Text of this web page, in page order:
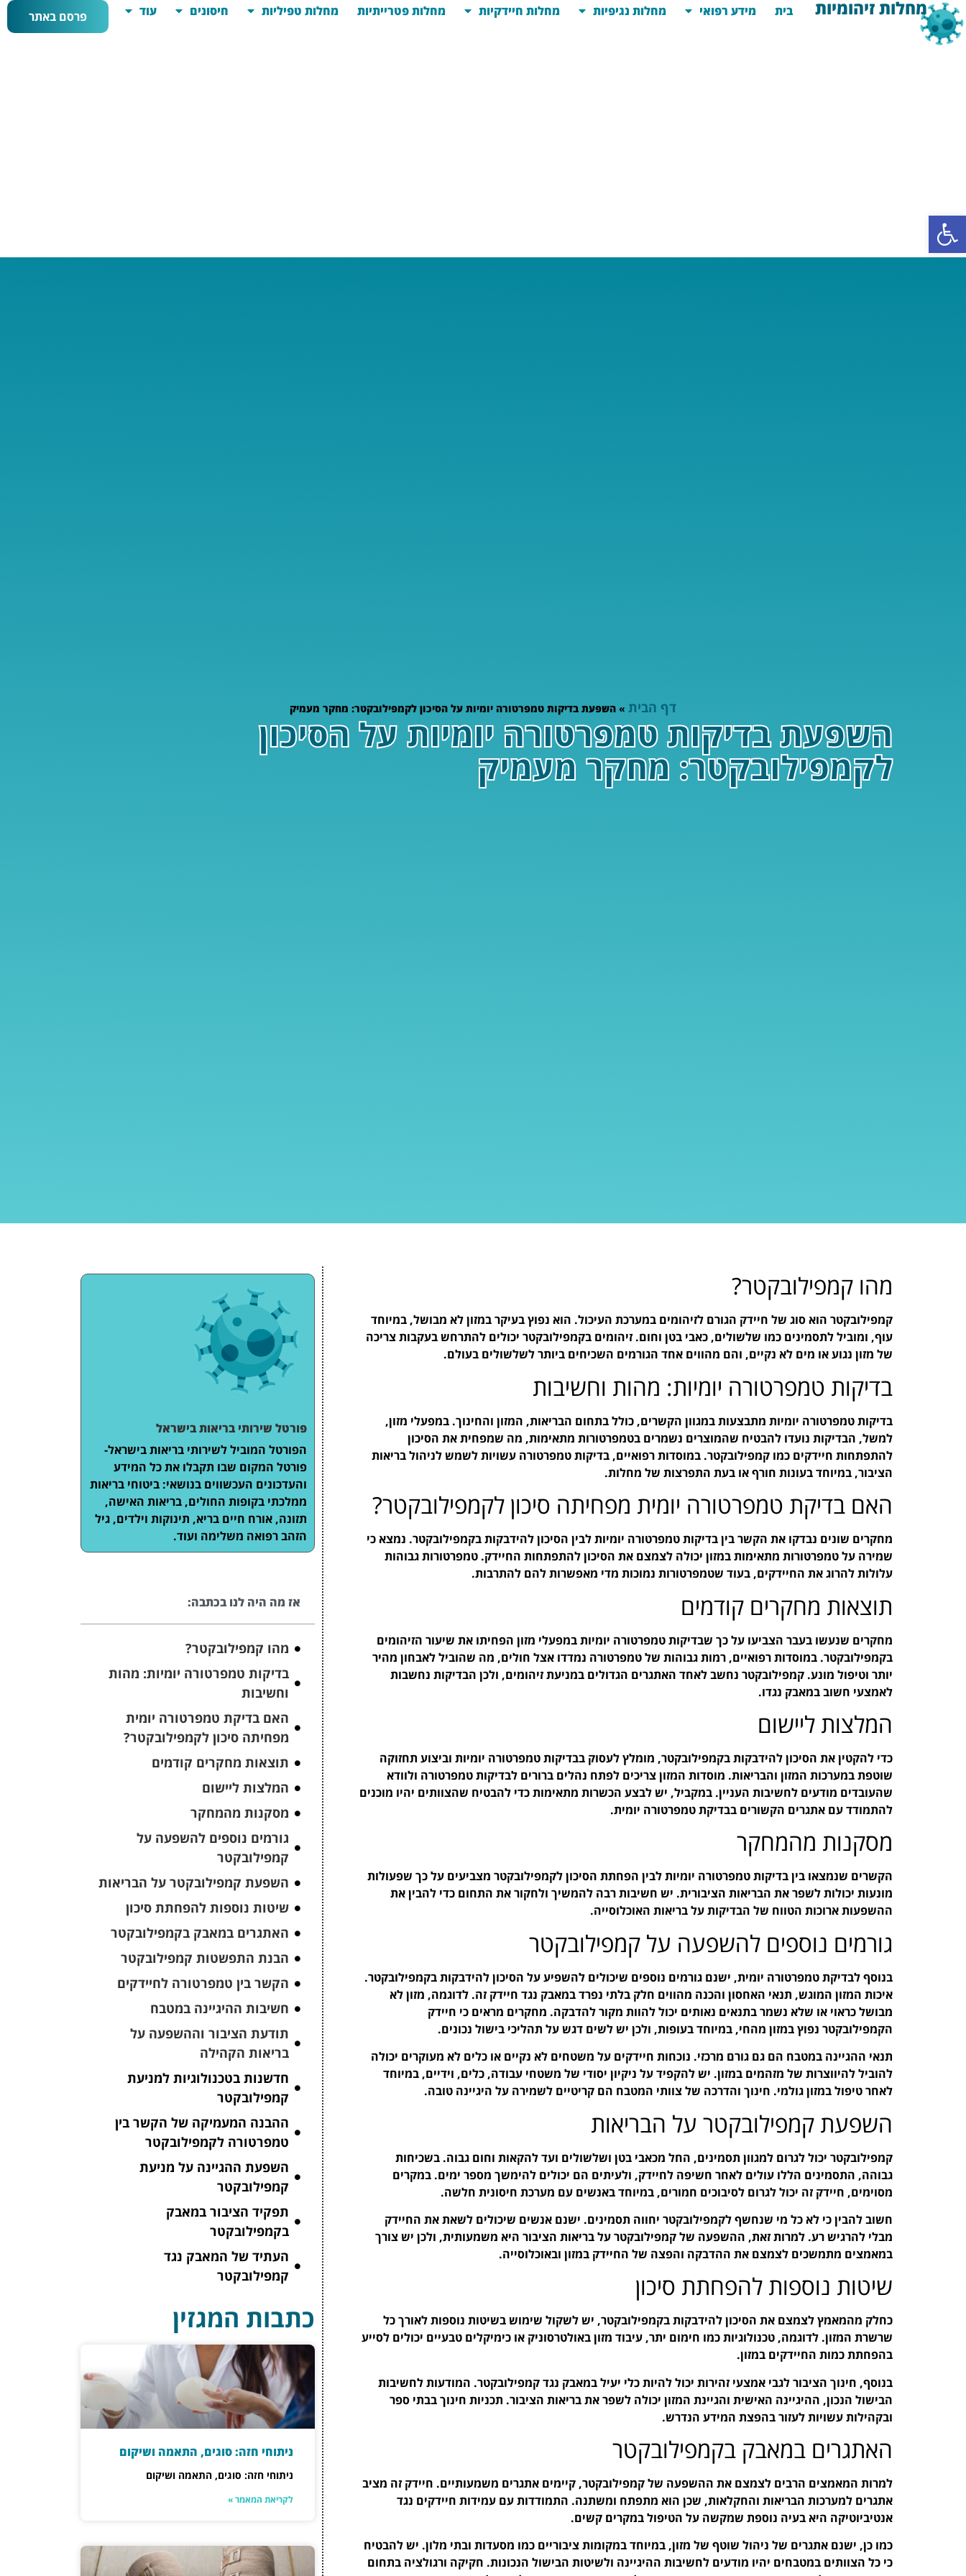
פתח סרגל נגישות
מחלות זיהומיות בית מידע רפואי מחלות נגיפיות מחלות חיידקיות מחלות פטרייתיות מחלות טפיליות חיסונים עוד פרסם באתר
דף הבית » השפעת בדיקות טמפרטורה יומיות על הסיכון לקמפילובקטר: מחקר מעמיק
השפעת בדיקות טמפרטורה יומיות על הסיכון
לקמפילובקטר: מחקר מעמיק
מהו קמפילובקטר?
קמפילובקטר הוא סוג של חיידק הגורם לזיהומים במערכת העיכול. הוא נפוץ בעיקר במזון לא מבושל, במיוחד
עוף, ומוביל לתסמינים כמו שלשולים, כאבי בטן וחום. זיהומים בקמפילובקטר יכולים להתרחש בעקבות צריכה
של מזון נגוע או מים לא נקיים, והם מהווים אחד הגורמים השכיחים ביותר לשלשולים בעולם.
בדיקות טמפרטורה יומיות: מהות וחשיבות
בדיקות טמפרטורה יומיות מתבצעות במגוון הקשרים, כולל בתחום הבריאות, המזון והחינוך. במפעלי מזון,
למשל, הבדיקות נועדו להבטיח שהמוצרים נשמרים בטמפרטורות מתאימות, מה שמפחית את הסיכון
להתפתחות חיידקים כמו קמפילובקטר. במוסדות רפואיים, בדיקות טמפרטורה עשויות לשמש לניהול בריאות
הציבור, במיוחד בעונות חורף או בעת התפרצות של מחלות.
האם בדיקת טמפרטורה יומית מפחיתה סיכון לקמפילובקטר?
מחקרים שונים נבדקו את הקשר בין בדיקות טמפרטורה יומיות לבין הסיכון להידבקות בקמפילובקטר. נמצא כי
שמירה על טמפרטורות מתאימות במזון יכולה לצמצם את הסיכון להתפתחות החיידק. טמפרטורות גבוהות
עלולות להרוג את החיידקים, בעוד שטמפרטורות נמוכות מדי מאפשרות להם להתרבות.
תוצאות מחקרים קודמים
מחקרים שנעשו בעבר הצביעו על כך שבדיקות טמפרטורה יומיות במפעלי מזון הפחיתו את שיעור הזיהומים
בקמפילובקטר. במוסדות רפואיים, רמות גבוהות של טמפרטורה נמדדו אצל חולים, מה שהוביל לאבחון מהיר
יותר וטיפול מונע. קמפילובקטר נחשב לאחד האתגרים הגדולים במניעת זיהומים, ולכן הבדיקות נחשבות
לאמצעי חשוב במאבק נגדו.
המלצות ליישום
כדי להקטין את הסיכון להידבקות בקמפילובקטר, מומלץ לעסוק בבדיקות טמפרטורה יומיות וביצוע תחזוקה
שוטפת במערכות המזון והבריאות. מוסדות המזון צריכים לפתח נהלים ברורים לבדיקות טמפרטורה ולוודא
שהעובדים מודעים לחשיבות העניין. במקביל, יש לבצע הכשרות מתאימות כדי להבטיח שהצוותים יהיו מוכנים
להתמודד עם אתגרים הקשורים בבדיקת טמפרטורה יומית.
מסקנות מהמחקר
הקשרים שנמצאו בין בדיקות טמפרטורה יומיות לבין הפחתת הסיכון לקמפילובקטר מצביעים על כך שפעולות
מונעות יכולות לשפר את הבריאות הציבורית. יש חשיבות רבה להמשיך ולחקור את התחום כדי להבין את
ההשפעות ארוכות הטווח של הבדיקות על בריאות האוכלוסייה.
גורמים נוספים להשפעה על קמפילובקטר
בנוסף לבדיקת טמפרטורה יומית, ישנם גורמים נוספים שיכולים להשפיע על הסיכון להידבקות בקמפילובקטר.
איכות המזון המוגש, תנאי האחסון והכנה מהווים חלק בלתי נפרד במאבק נגד חיידק זה. לדוגמה, מזון לא
מבושל כראוי או שלא נשמר בתנאים נאותים יכול להוות מקור להדבקה. מחקרים מראים כי חיידק
הקמפילובקטר נפוץ במזון מהחי, במיוחד בעופות, ולכן יש לשים דגש על תהליכי בישול נכונים.
תנאי ההגיינה במטבח הם גם גורם מרכזי. נוכחות חיידקים על משטחים לא נקיים או כלים לא מעוקרים יכולה
להוביל להיווצרות של מזהמים במזון. יש להקפיד על ניקיון יסודי של משטחי עבודה, כלים, וידיים, במיוחד
לאחר טיפול במזון גולמי. חינוך והדרכה של צוותי המטבח הם קריטיים לשמירה על היגיינה טובה.
השפעת קמפילובקטר על הבריאות
קמפילובקטר יכול לגרום למגוון תסמינים, החל מכאבי בטן ושלשולים ועד להקאות וחום גבוה. בשכיחות
גבוהה, התסמינים הללו עולים לאחר חשיפה לחיידק, ולעיתים הם יכולים להימשך מספר ימים. במקרים
מסוימים, חיידק זה יכול לגרום לסיבוכים חמורים, במיוחד באנשים עם מערכת חיסונית חלשה.
חשוב להבין כי לא כל מי שנחשף לקמפילובקטר יחווה תסמינים. ישנם אנשים שיכולים לשאת את החיידק
מבלי להרגיש רע. למרות זאת, ההשפעה של קמפילובקטר על בריאות הציבור היא משמעותית, ולכן יש צורך
במאמצים מתמשכים לצמצם את ההדבקה והפצה של החיידק במזון ובאוכלוסייה.
שיטות נוספות להפחתת סיכון
כחלק מהמאמץ לצמצם את הסיכון להידבקות בקמפילובקטר, יש לשקול שימוש בשיטות נוספות לאורך כל
שרשרת המזון. לדוגמה, טכנולוגיות כמו חימום יתר, עיבוד מזון באולטרסוניק או כימיקלים טבעיים יכולים לסייע
בהפחתת כמות החיידקים במזון.
בנוסף, חינוך הציבור לגבי אמצעי זהירות יכול להיות כלי יעיל במאבק נגד קמפילובקטר. המודעות לחשיבות
הבישול הנכון, ההיגיינה האישית והגיינת המזון יכולה לשפר את בריאות הציבור. תכניות חינוך בבתי ספר
ובקהילות עשויות לעזור בהפצת המידע הנדרש.
האתגרים במאבק בקמפילובקטר
למרות המאמצים הרבים לצמצם את ההשפעה של קמפילובקטר, קיימים אתגרים משמעותיים. חיידק זה מציב
אתגרים למערכות הבריאות והחקלאות, שכן הוא מתפתח ומשתנה. התמודדות עם עמידות חיידקים נגד
אנטיביוטיקה היא בעיה נוספת שמקשה על הטיפול במקרים קשים.
כמו כן, ישנם אתגרים של ניהול שוטף של מזון, במיוחד במקומות ציבוריים כמו מסעדות ובתי מלון. יש להבטיח
כי כל הצוותים במטבחים יהיו מודעים לחשיבות ההיגיינה ולשיטות הבישול הנכונות. חקיקה ורגולציה בתחום
פורטל שירותי בריאות בישראל
הפורטל המוביל לשירותי בריאות בישראל-
פורטל המקום שבו תקבלו את כל המידע
והעדכונים העכשווים בנושאי: ביטוחי בריאות
ממלכתי בקופות החולים, בריאות האישה,
תזונה, אורח חיים בריא, תינוקות וילדים, גיל
הזהב רפואה משלימה ועוד.
אז מה היה לנו בכתבה:
מהו קמפילובקטר?
בדיקות טמפרטורה יומיות: מהות
וחשיבות
האם בדיקת טמפרטורה יומית
מפחיתה סיכון לקמפילובקטר?
תוצאות מחקרים קודמים
המלצות ליישום
מסקנות מהמחקר
גורמים נוספים להשפעה על
קמפילובקטר
השפעת קמפילובקטר על הבריאות
שיטות נוספות להפחתת סיכון
האתגרים במאבק בקמפילובקטר
הבנת התפשטות קמפילובקטר
הקשר בין טמפרטורה לחיידקים
חשיבות ההיגיינה במטבח
תודעת הציבור וההשפעה על
בריאות הקהילה
חדשנות בטכנולוגיות למניעת
קמפילובקטר
ההבנה המעמיקה של הקשר בין
טמפרטורה לקמפילובקטר
השפעת ההגיינה על מניעת
קמפילובקטר
תפקיד הציבור במאבק
בקמפילובקטר
העתיד של המאבק נגד
קמפילובקטר
כתבות המגזין
ניתוחי חזה: סוגים, התאמה ושיקום
ניתוחי חזה: סוגים, התאמה ושיקום
לקריאת המאמר »